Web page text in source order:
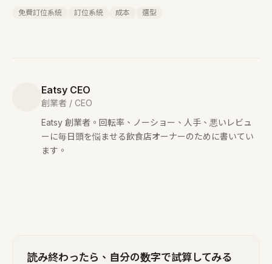
免費訂位系統 訂位系統 成本 選型
Eatsy CEO
創業者 / CEO
Eatsy 創業者。回転率、ノーショー、人手、悪いレビュ
ーに毎日頭を悩ませる飲食店オーナーのために書いてい
ます。
読み終わったら、自分の数字で試算してみる